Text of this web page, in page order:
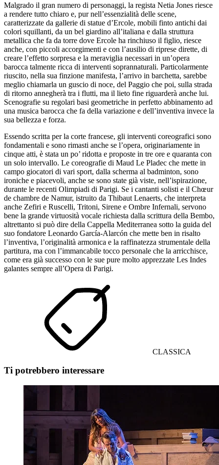
Malgrado il gran numero di personaggi, la regista Netia Jones riesce
a rendere tutto chiaro e, pur nell’essenzialità delle scene,
caratterizzate da gallerie di statue d’Ercole, mobili finto antichi dai
colori squillanti, da un bel giardino all’italiana e dalla struttura
metallica che fa da torre dove Ercole ha rinchiuso il figlio, riesce
anche, con piccoli accorgimenti e con l’ausilio di riprese dirette, di
creare l’effetto sorpresa e la meraviglia necessari in un’opera
barocca talmente ricca di interventi soprannaturali. Particolarmente
riuscito, nella sua finzione manifesta, l’arrivo in barchetta, sarebbe
meglio chiamarla un guscio di noce, del Paggio che poi, sulla strada
di ritorno annegherà tra i flutti, ma il lieto fine riguarderà anche lui.
Scenografie su regolari basi geometriche in perfetto abbinamento ad
una musica barocca che fa della variazione e dell’inventiva invece la
sua bellezza e forza.
Essendo scritta per la corte francese, gli interventi coreografici sono
fondamentali e sono rimasti anche se l’opera, originariamente in
cinque atti, è stata un po’ ridotta e proposte in tre ore e quaranta con
un solo intervallo. Le coreografie di Maud Le Pladec che mette in
campo giocatori di vari sport, dalla scherma al badminton, sono
ironiche e piacevoli, anche se sono state già viste, nell’ispirazione,
durante le recenti Olimpiadi di Parigi. Se i cantanti solisti e il Chœur
de chambre de Namur, istruito da Thibaut Lenaerts, che interpreta
anche Zefiri e Ruscelli, Tritoni, Sirene e Ombre Infernali, servono
bene la grande virtuosità vocale richiesta dalla scrittura della Bembo,
altrettanto si può dire della Cappella Mediterranea sotto la guida del
suo fondatore Leonardo García-Alarcón che mette ben in risalto
l’inventiva, l’originalità armonica e la raffinatezza strumentale della
partitura, ma con l’immancabile tocco personale che la arricchisce,
come era già successo con le sue pure molto apprezzate Les Indes
galantes sempre all’Opera di Parigi.
CLASSICA
Ti potrebbero interessare